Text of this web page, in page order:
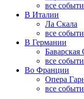
все
В Италии
Ла Скала
все
В Германии
Баварская
все
Во Франции
Опера
все